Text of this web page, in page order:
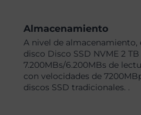
Almacenamiento
A nivel de almacenamiento,
disco Disco SSD NVME 2
7.200MBs/6.200MBs de
con velocidades de
discos SSD tradicionales. .